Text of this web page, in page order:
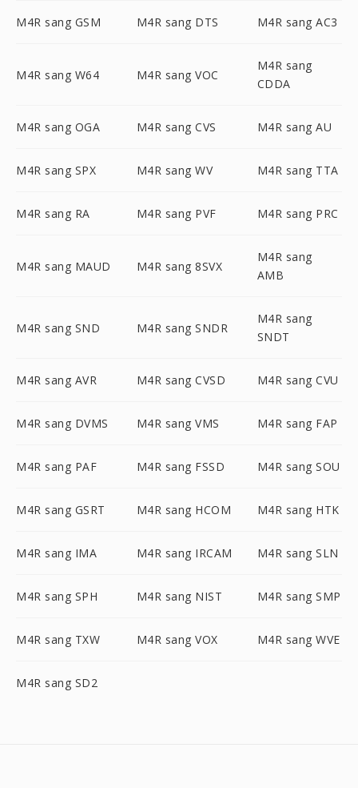
M4R sang GSM M4R sang DTS M4R sang AC3
M4R sang W64 M4R sang VOC
M4R sang
CDDA
M4R sang OGA M4R sang CVS M4R sang AU
M4R sang SPX M4R sang WV M4R sang TTA
M4R sang RA M4R sang PVF M4R sang PRC
M4R sang MAUD M4R sang 8SVX
M4R sang
AMB
M4R sang SND M4R sang SNDR
M4R sang
SNDT
M4R sang AVR M4R sang CVSD M4R sang CVU
M4R sang DVMS M4R sang VMS M4R sang FAP
M4R sang PAF M4R sang FSSD M4R sang SOU
M4R sang GSRT M4R sang HCOM M4R sang HTK
M4R sang IMA M4R sang IRCAM M4R sang SLN
M4R sang SPH M4R sang NIST M4R sang SMP
M4R sang TXW M4R sang VOX M4R sang WVE
M4R sang SD2